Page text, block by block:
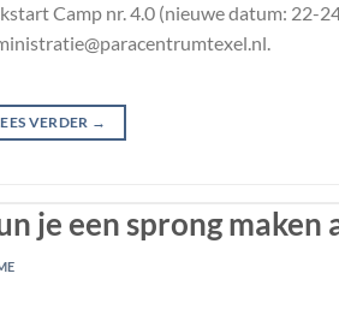
Camp nr. 4.0 (nieuwe datum: 22-
VERDER →
je een sprong maken